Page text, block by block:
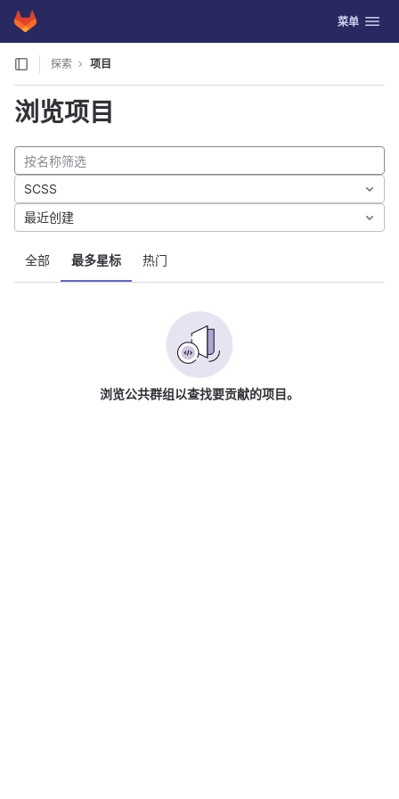
Skip to content
GitLab 切换导航
菜单
探索 项目
浏览项目
全部 最多星标 热门
SCSS
最近创建
浏览公共群组以查找要贡献的项目。